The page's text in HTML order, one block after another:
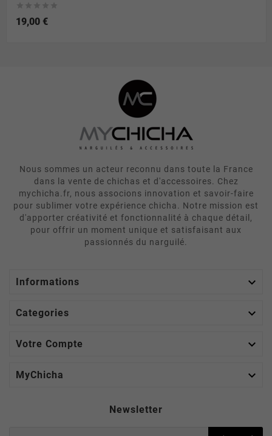
19,00 €
Nous sommes un acteur reconnu dans toute la France
dans la vente de chichas et d'accessoires. Chez
mychicha.fr, nous associons innovation et savoir-faire
pour sublimer votre expérience chicha. Notre mission est
d'apporter créativité et fonctionnalité à chaque détail,
pour offrir un moment unique et satisfaisant aux
passionnés du narguilé.
Informations 
Categories 
Votre Compte 
MyChicha 
Newsletter